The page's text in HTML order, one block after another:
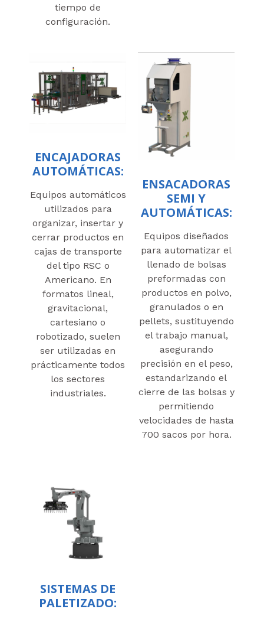
tiempo de
configuración.
ENCAJADORAS
AUTOMÁTICAS:
Equipos automáticos
utilizados para
organizar, insertar y
cerrar productos en
cajas de transporte
del tipo RSC o
Americano. En
formatos lineal,
gravitacional,
cartesiano o
robotizado, suelen
ser utilizadas en
prácticamente todos
los sectores
industriales.
ENSACADORAS
SEMI Y
AUTOMÁTICAS:
Equipos diseñados
para automatizar el
llenado de bolsas
preformadas con
productos en polvo,
granulados o en
pellets, sustituyendo
el trabajo manual,
asegurando
precisión en el peso,
estandarizando el
cierre de las bolsas y
permitiendo
velocidades de hasta
700 sacos por hora.
SISTEMAS DE
PALETIZADO: